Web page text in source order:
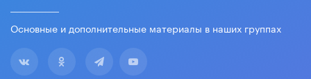
Основные и дополнительные материалы в наших группах